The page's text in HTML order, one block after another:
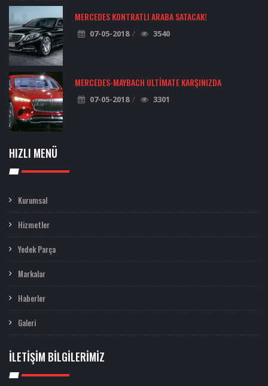
MERCEDES KONTRATLI ARABA SATACAK!
07-05-2018 3540
MERCEDES-MAYBACH ULTIMATE KARŞINIZDA
07-05-2018 3301
HIZLI MENÜ
Kurumsal
Hizmetler
Yedek Parça
Markalar
Haberler
Galeri
İLETIŞIM BILGILERIMIZ